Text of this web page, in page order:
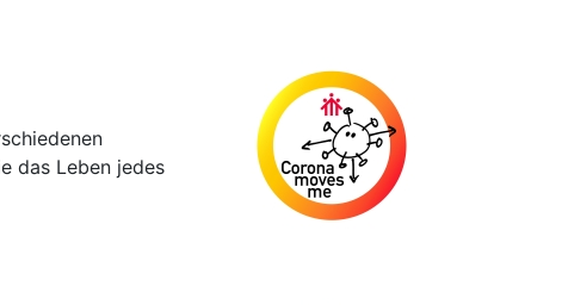
das Leben jedes